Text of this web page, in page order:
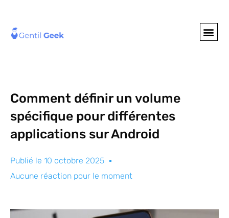
Comment définir un volume
spécifique pour différentes
applications sur Android
Publié le 10 octobre 2025
Aucune réaction pour le moment